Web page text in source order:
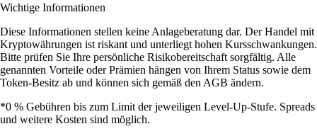
Wichtige Informationen
Diese Informationen stellen keine Anlageberatung dar. Der Handel mit
Kryptowährungen ist riskant und unterliegt hohen Kursschwankungen.
Bitte prüfen Sie Ihre persönliche Risikobereitschaft sorgfältig. Alle
genannten Vorteile oder Prämien hängen von Ihrem Status sowie dem
Token-Besitz ab und können sich gemäß den AGB ändern.
*0 % Gebühren bis zum Limit der jeweiligen Level-Up-Stufe. Spreads
und weitere Kosten sind möglich.